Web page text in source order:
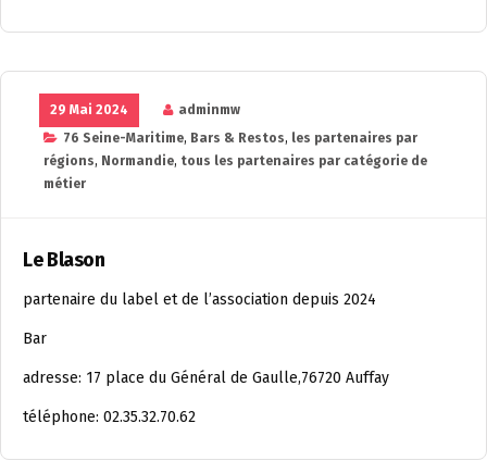
29 Mai 2024
adminmw
76 Seine-Maritime, Bars & Restos, les partenaires par
régions, Normandie, tous les partenaires par catégorie de
métier
Le Blason
partenaire du label et de l’association depuis 2024
Bar
adresse: 17 place du Général de Gaulle,76720 Auffay
téléphone: 02.35.32.70.62